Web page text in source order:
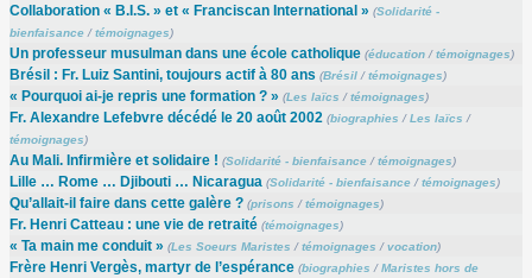
Collaboration « B.I.S. » et « Franciscan International » (Solidarité -
bienfaisance/témoignages)
Un professeur musulman dans une école catholique (éducation/témoignages)
Brésil : Fr. Luiz Santini, toujours actif à 80 ans (Brésil/témoignages)
« Pourquoi ai-je repris une formation ? » (Les laïcs /témoignages)
Fr. Alexandre Lefebvre décédé le 20 août 2002 (biographies /Les laïcs /
témoignages)
Au Mali. Infirmière et solidaire ! (Solidarité - bienfaisance/témoignages)
Lille … Rome … Djibouti … Nicaragua (Solidarité - bienfaisance/témoignages)
Qu’allait-il faire dans cette galère ? (prisons /témoignages)
Fr. Henri Catteau : une vie de retraité (témoignages)
« Ta main me conduit » (Les Soeurs Maristes /témoignages /vocation)
Frère Henri Vergès, martyr de l’espérance (biographies /Maristes hors de